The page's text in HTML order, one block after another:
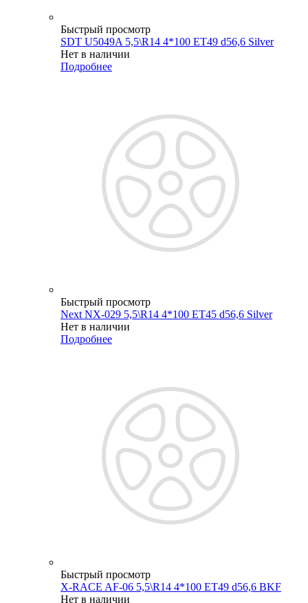
Быстрый просмотр
SDT U5049A 5,5\R14 4*100 ET49 d56,6 Silver
Нет в наличии
Подробнее
Быстрый просмотр
Next NX-029 5,5\R14 4*100 ET45 d56,6 Silver
Нет в наличии
Подробнее
Быстрый просмотр
X-RACE AF-06 5,5\R14 4*100 ET49 d56,6 BKF
Нет в наличии